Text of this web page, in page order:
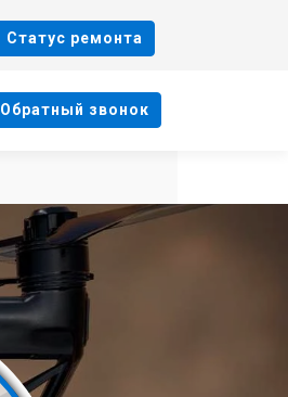
Cтатус ремонта
Oбратный звонок